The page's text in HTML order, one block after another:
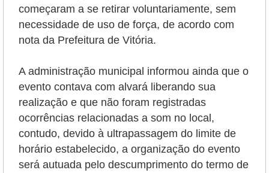
começaram a se retirar voluntariamente, sem
necessidade de uso de força, de acordo com
nota da Prefeitura de Vitória.
A administração municipal informou ainda que o
evento contava com alvará liberando sua
realização e que não foram registradas
ocorrências relacionadas a som no local,
contudo, devido à ultrapassagem do limite de
horário estabelecido, a organização do evento
será autuada pelo descumprimento do termo de